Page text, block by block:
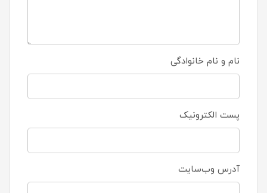
نام و نام خانوادگی
پست الکترونیک
آدرس وب‌سایت